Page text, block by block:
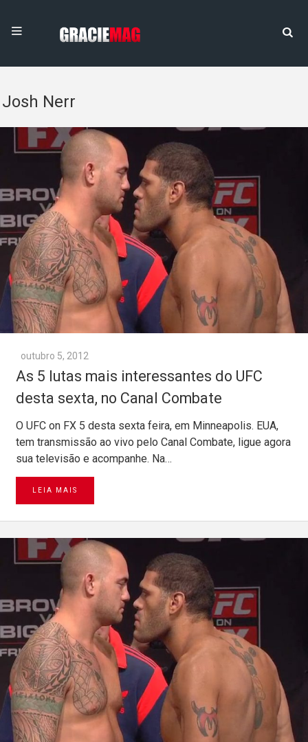
Josh Nerr
outubro 5, 2012
As 5 lutas mais interessantes do UFC
desta sexta, no Canal Combate
O UFC on FX 5 desta sexta feira, em Minneapolis. EUA,
tem transmissão ao vivo pelo Canal Combate, ligue agora
sua televisão e acompanhe. Na…
LEIA MAIS